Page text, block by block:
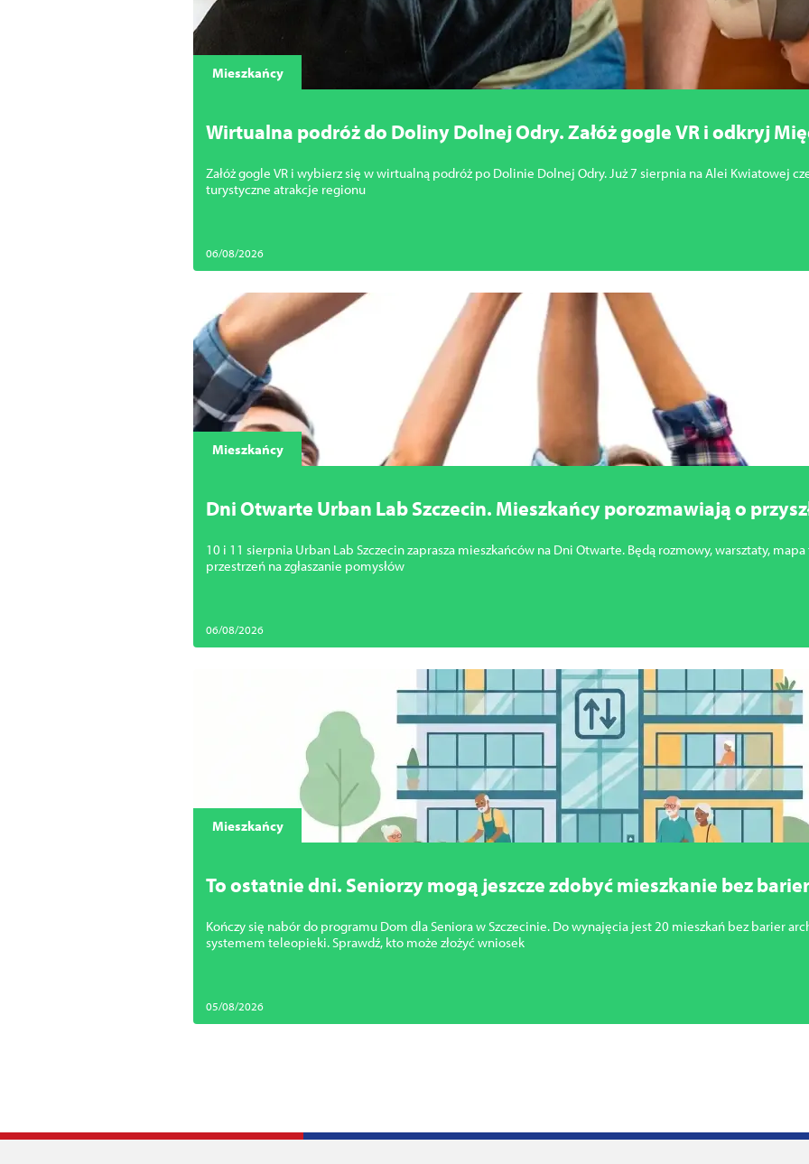
Mieszkańcy
Wirtualna podróż do Doliny Dolnej Odry. Załóż gogle VR i odkryj
Załóż gogle VR i wybierz się w wirtualną podróż po Dolinie Dolnej Odry. Już 7 sierpnia na Alei Kwiatowej
turystyczne atrakcje regionu
06/08/2026
Mieszkańcy
Dni Otwarte Urban Lab Szczecin. Mieszkańcy porozmawiają o
10 i 11 sierpnia Urban Lab Szczecin zaprasza mieszkańców na Dni Otwarte. Będą rozmowy, warsztaty,
przestrzeń na zgłaszanie pomysłów
06/08/2026
Mieszkańcy
To ostatnie dni. Seniorzy mogą jeszcze zdobyć mieszkanie bez
Kończy się nabór do programu Dom dla Seniora w Szczecinie. Do wynajęcia jest 20 mieszkań bez barier
systemem teleopieki. Sprawdź, kto może złożyć wniosek
05/08/2026